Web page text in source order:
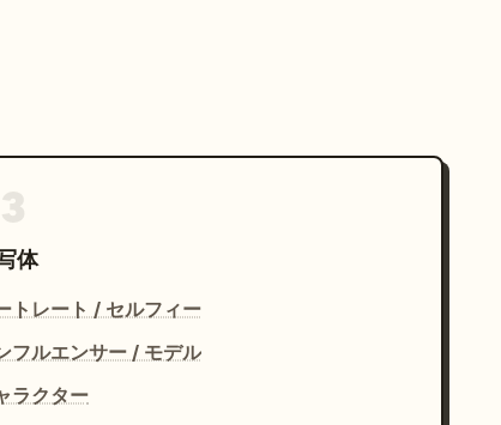
体
トレート / セルフィー
フルエンサー / モデル
ラクター